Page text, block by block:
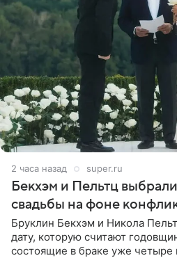
2 часа назад super.ru
Бекхэм и Пельтц
свадьбы на фоне
Бруклин Бекхэм и Никола
дату, которую считают
состоящие в браке уже четыре